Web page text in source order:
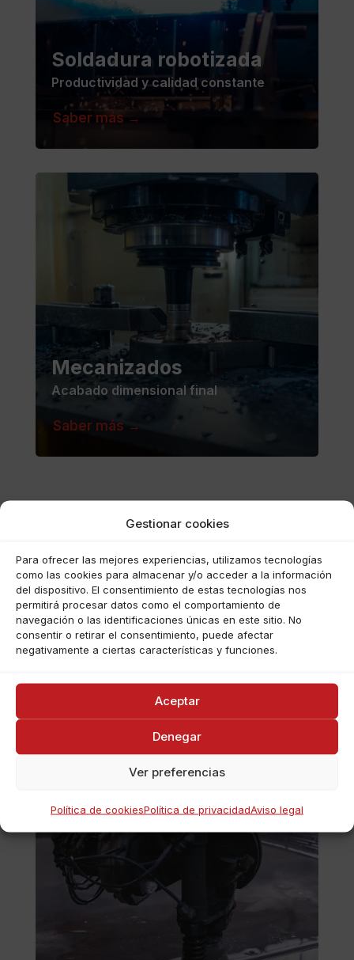
Gestionar cookies
Para ofrecer las mejores experiencias, utilizamos tecnologías
como las cookies para almacenar y/o acceder a la información
del dispositivo. El consentimiento de estas tecnologías nos
permitirá procesar datos como el comportamiento de
navegación o las identificaciones únicas en este sitio. No
consentir o retirar el consentimiento, puede afectar
negativamente a ciertas características y funciones.
Aceptar
Denegar
Ver preferencias
Política de cookiesPolítica de privacidadAviso legal
Soldadura robotizada
Productividad y calidad constante
Saber más →
Mecanizados
Acabado dimensional final
Saber más →
Mecano soldadura
Listo para pintura/montaje
Saber más →